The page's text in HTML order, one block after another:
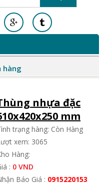
hàng
nhựa đặc
mm
trạng hàng: Còn Hàng
xem: 3065
Hàng:
: 0 VND
Báo Giá : 0915220153